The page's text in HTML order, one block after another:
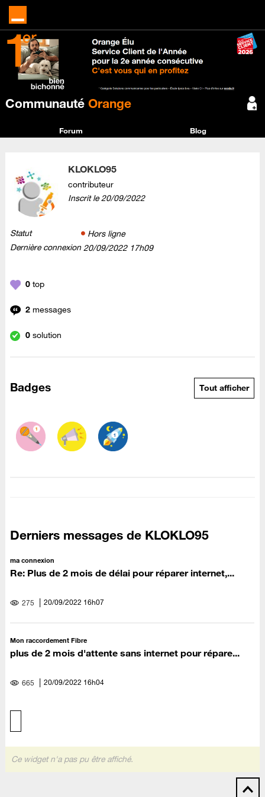
Communauté Orange
Forum Blog
KLOKLO95
contributeur
Inscrit le‎20/09/2022
Statut
Hors ligne
Dernière connexion ‎20/09/2022 17h09
0 top
2 messages
0 solution
Badges Tout afficher
Derniers messages de KLOKLO95
ma connexion
Re: Plus de 2 mois de délai pour réparer internet,...
275 ‎20/09/2022 16h07
Mon raccordement Fibre
plus de 2 mois d'attente sans internet pour répare...
665 ‎20/09/2022 16h04
Ce widget n'a pas pu être affiché.